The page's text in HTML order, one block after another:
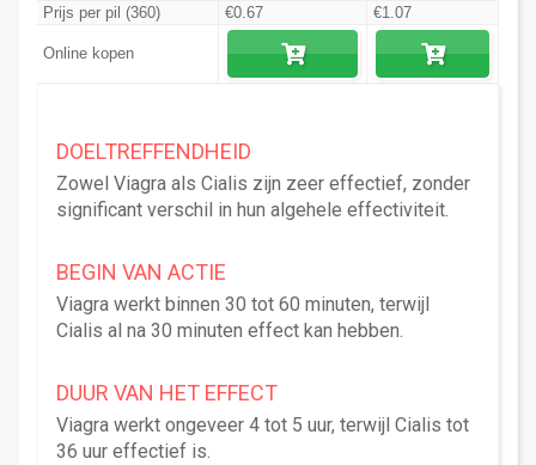
Prijs per pil (360)
€0.67 €1.07
Online kopen
DOELTREFFENDHEID
Zowel Viagra als Cialis zijn zeer effectief, zonder
significant verschil in hun algehele effectiviteit.
BEGIN VAN ACTIE
Viagra werkt binnen 30 tot 60 minuten, terwijl
Cialis al na 30 minuten effect kan hebben.
DUUR VAN HET EFFECT
Viagra werkt ongeveer 4 tot 5 uur, terwijl Cialis tot
36 uur effectief is.